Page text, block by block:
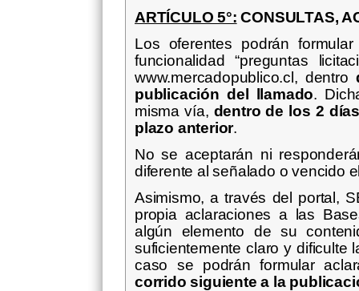
ARTÍCULO 5°: CONSULTAS,
Los oferentes podrán
funcionalidad “preguntas
www.mercadopublico.cl, dentro
publicación del llamado.
misma vía, dentro de los 2
plazo anterior.
No se aceptarán ni
diferente al señalado o vencido
Asimismo, a través del portal,
propia aclaraciones a las
algún elemento de su
suficientemente claro y dificulte
caso se podrán formular
corrido siguiente a la